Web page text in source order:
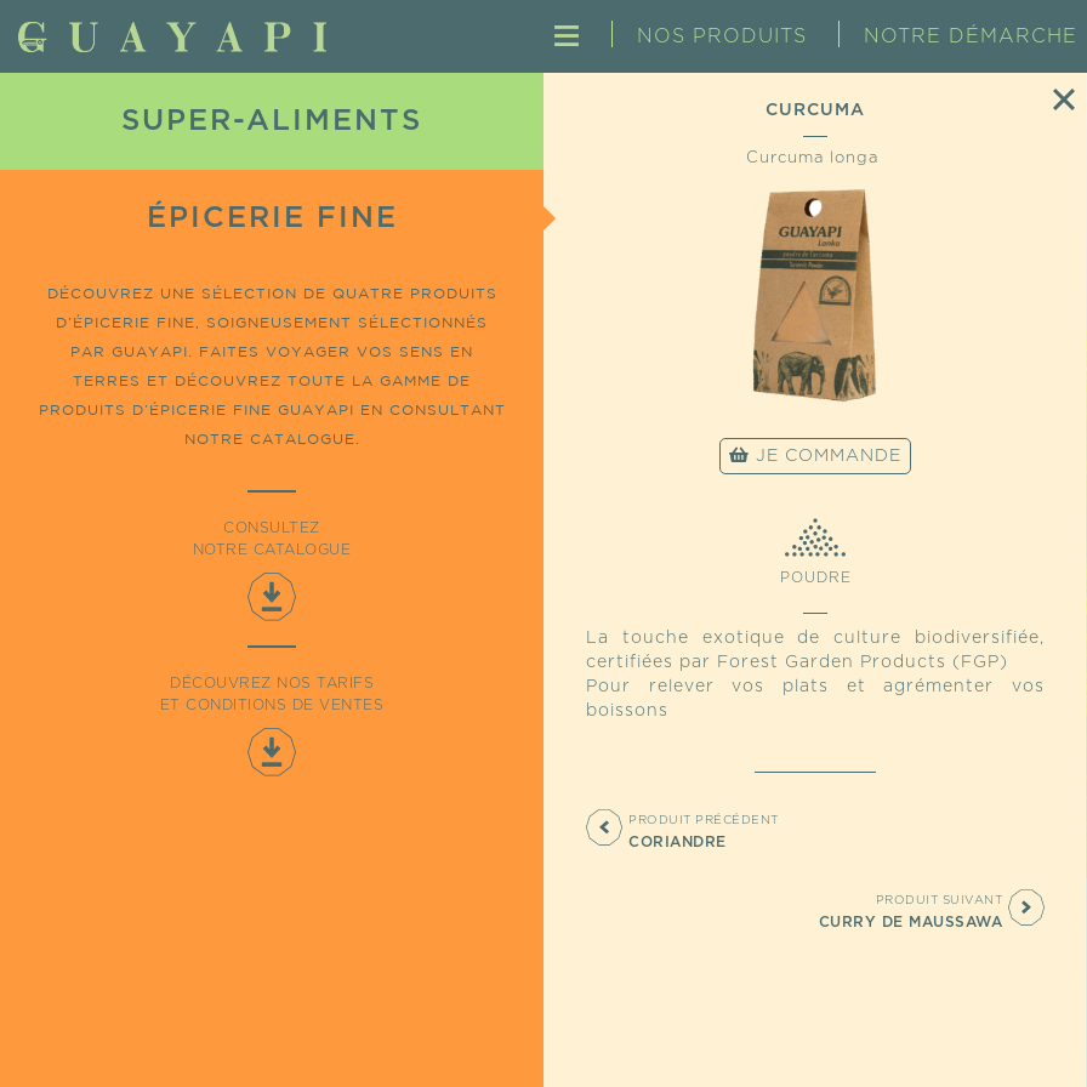
NOS PRODUITS NOTRE DÉMARCHE
SUPER-ALIMENTS
ÉPICERIE FINE
DÉCOUVREZ UNE SÉLECTION DE QUATRE PRODUITS
D’ÉPICERIE FINE, SOIGNEUSEMENT SÉLECTIONNÉS
PAR GUAYAPI. FAITES VOYAGER VOS SENS EN
TERRES ET DÉCOUVREZ TOUTE LA GAMME DE
PRODUITS D’ÉPICERIE FINE GUAYAPI EN CONSULTANT
NOTRE CATALOGUE.
CONSULTEZ
NOTRE CATALOGUE
DÉCOUVREZ NOS TARIFS
ET CONDITIONS DE VENTES
CURCUMA
Curcuma longa
JE COMMANDE
POUDRE
La touche exotique de culture biodiversifiée,
certifiées par Forest Garden Products (FGP)
Pour relever vos plats et agrémenter vos
boissons
PRODUIT PRÉCÉDENT
CORIANDRE
PRODUIT SUIVANT
CURRY DE MAUSSAWA